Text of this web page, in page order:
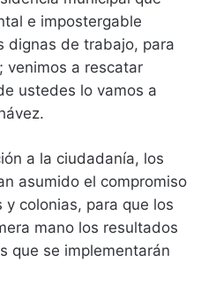
e impostergable
dignas de trabajo, para
venimos a rescatar
ustedes lo vamos a
a la ciudadanía, los
asumido el compromiso
colonias, para que los
mano los resultados
que se implementarán